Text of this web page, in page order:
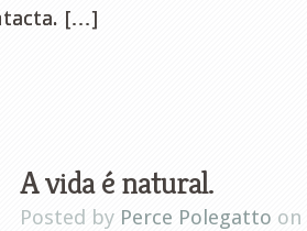
[…]
A vida é natural.
Posted by Perce Polegatto on